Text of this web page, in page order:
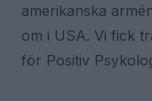
amerikanska
om i USA. Vi fick
för Positiv